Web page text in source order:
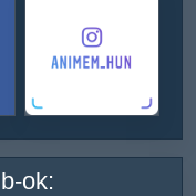
ok: